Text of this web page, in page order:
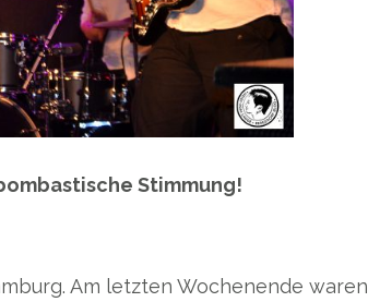
Stimmung!
Am letzten Wochenende waren